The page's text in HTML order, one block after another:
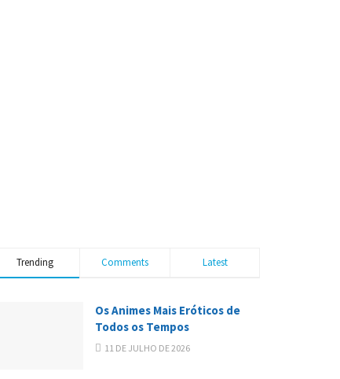
Trending Comments Latest
Os Animes Mais Eróticos de
Todos os Tempos
11 DE JULHO DE 2026